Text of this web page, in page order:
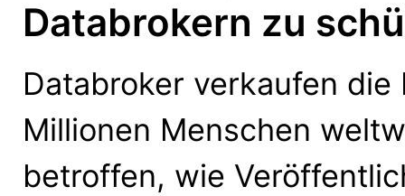
Databrokern zu
Databroker verkaufen
Millionen Menschen
betroffen, wie